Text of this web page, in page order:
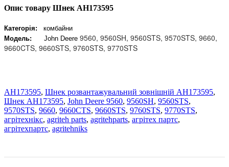
Опис товару Шнек AH173595
Категорія:
комбайни
Модель: John Deere 9560, 9560SH, 9560STS, 9570STS, 9660,
9660CTS, 9660STS, 9760STS, 9770STS
AH173595, Шнек розвантажувальний зовнішній AH173595,
Шнек AH173595, John Deere 9560, 9560SH, 9560STS,
9570STS, 9660, 9660CTS, 9660STS, 9760STS, 9770STS,
агрітехнікс, agriteh parts, agritehparts, агрітех партс,
агрітехпартс, agritehniks